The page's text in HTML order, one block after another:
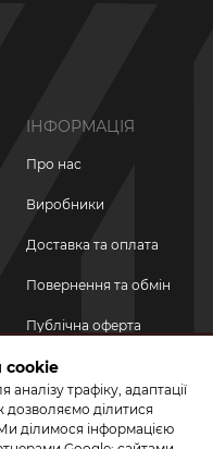
ІНФОРМАЦІЯ
Про нас
Виробники
Доставка та оплата
Повернення та обмін
Публічна оферта
Політика
конфіденційності
cookie
трафіку, адаптації
дозволяємо ділитися
ділимося інформацією